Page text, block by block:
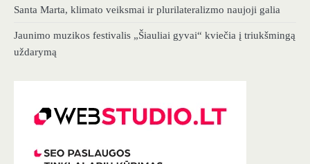
Santa Marta, klimato veiksmai ir plurilateralizmo naujoji galia
Jaunimo muzikos festivalis „Šiauliai gyvai“ kviečia į triukšmingą
uždarymą